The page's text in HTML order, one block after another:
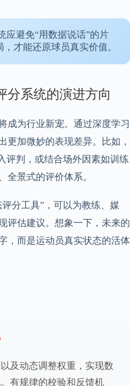
应避免“用数据说话”的片
才能还原球员真实价值。
分系统的演进方向
成为行业新宠。通过深度学习
更加微妙的表现差异。比如，
评判，或结合场外因素如训练
全景式的评价体系。
分工具”，可以为教练、媒
评估建议。想象一下，未来的
，而是运动员真实状态的活体
及动态调整权重，实现数
有规律的校验和反馈机